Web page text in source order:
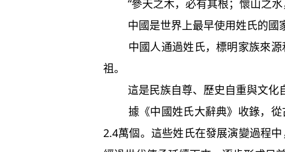
“參天之木，必有其根；懷山之水
中國是世界上最早使用姓氏的國家
中國人通過姓氏，標明家族來源
祖。
這是民族自尊、歷史自重與文化自
據《中國姓氏大辭典》收錄，從
2.4萬個。這些姓氏在發展演變過程